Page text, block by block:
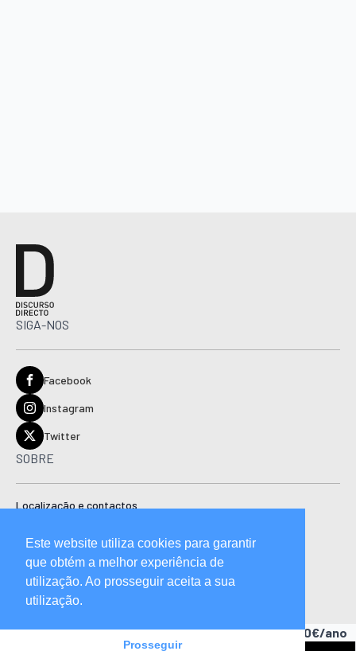
SIGA-NOS
Facebook
Instagram
Twitter
SOBRE
Localização e contactos
Ficha técnica
Manual de boas práticas editoriais e código de conduta
Descubra as vantagens de ser assinante.A partir de 15,90€/ano
Este website utiliza cookies para garantir
que obtém a melhor experiência de
utilização. Ao prosseguir aceita a sua
utilização.
Prosseguir